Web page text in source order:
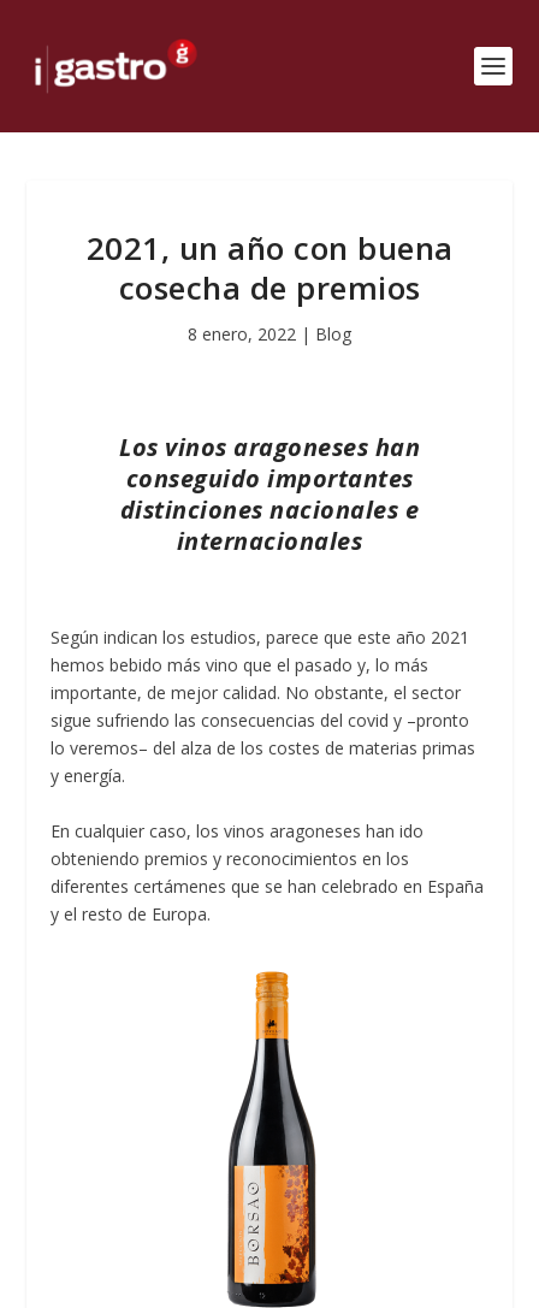
2021, un año con buena
cosecha de premios
8 enero, 2022 | Blog
Los vinos aragoneses han
conseguido importantes
distinciones nacionales e
internacionales
Según indican los estudios, parece que este año 2021
hemos bebido más vino que el pasado y, lo más
importante, de mejor calidad. No obstante, el sector
sigue sufriendo las consecuencias del covid y –pronto
lo veremos– del alza de los costes de materias primas
y energía.
En cualquier caso, los vinos aragoneses han ido
obteniendo premios y reconocimientos en los
diferentes certámenes que se han celebrado en España
y el resto de Europa.